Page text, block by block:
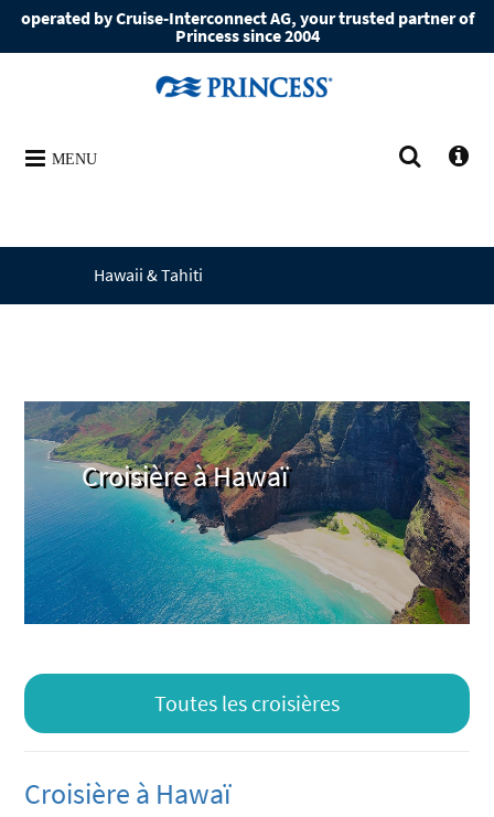
operated by Cruise-Interconnect AG, your trusted partner of
Princess since 2004
MENU
Hawaii & Tahiti
Croisière à Hawaï
Toutes les croisières
Croisière à Hawaï